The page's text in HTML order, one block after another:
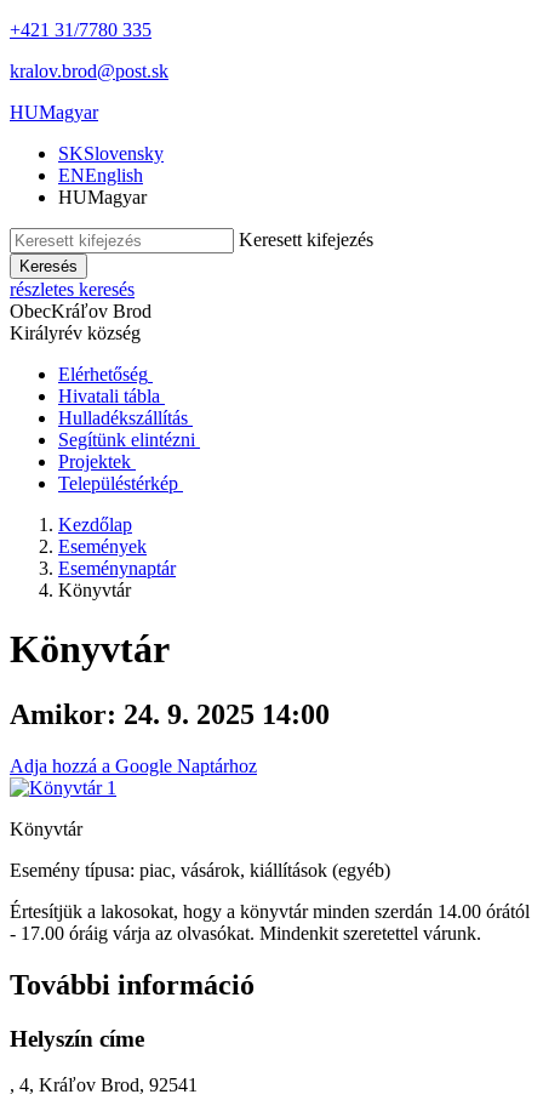
+421 31/7780 335
kralov.brod@post.sk
HUMagyar
SKSlovensky
ENEnglish
HUMagyar
Keresett kifejezés
Keresés
részletes keresés
ObecKráľov Brod
Királyrév község
Elérhetőség
Hivatali tábla
Hulladékszállítás
Segítünk elintézni
Projektek
Településtérkép
Kezdőlap
Események
Eseménynaptár
Könyvtár
Könyvtár
Amikor: 24. 9. 2025 14:00
Adja hozzá a Google Naptárhoz
Könyvtár
Esemény típusa: piac, vásárok, kiállítások (egyéb)
Értesítjük a lakosokat, hogy a könyvtár minden szerdán 14.00 órától
- 17.00 óráig várja az olvasókat. Mindenkit szeretettel várunk.
További információ
Helyszín címe
, 4, Kráľov Brod, 92541